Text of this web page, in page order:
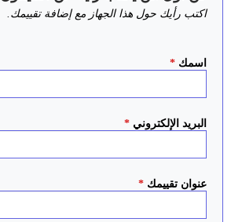
اكتب رأيك حول هذا الجهاز مع إضافة تقييمك.
اسمك *
البريد الإلكتروني *
عنوان تقييمك *